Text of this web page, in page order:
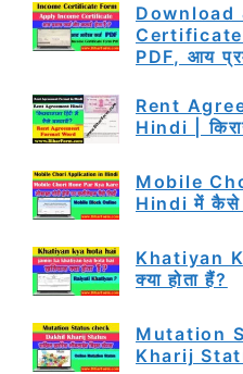
Download
PDF, आय
Rent
Hindi |
Mobile
Hindi में कैसे
Khatiyan
क्या होता हैं?
Mutation
Kharij